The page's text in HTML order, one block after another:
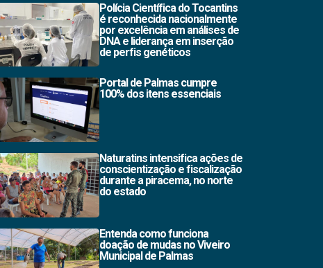
Polícia Científica do Tocantins
é reconhecida nacionalmente
por excelência em análises de
DNA e liderança em inserção
de perfis genéticos
Portal de Palmas cumpre
100% dos itens essenciais
Naturatins intensifica ações de
conscientização e fiscalização
durante a piracema, no norte
do estado
Entenda como funciona
doação de mudas no Viveiro
Municipal de Palmas